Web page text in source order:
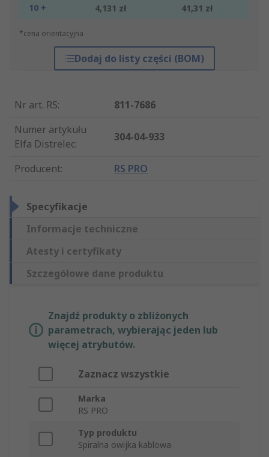
10 + 4,131 zł 41,31 zł
*cena orientacyjna
Dodaj do listy części (BOM)
Nr art. RS:
811-7686
Numer artykułu
Elfa Distrelec:
304-04-933
Producent: RS PRO
Specyfikacje
Informacje techniczne
Atesty i certyfikaty
Szczegółowe dane produktu
Znajdź produkty o zbliżonych
parametrach, wybierając jeden lub
więcej atrybutów.
Zaznacz wszystkie
Marka
RS PRO
Typ produktu
Spiralna owijka kablowa